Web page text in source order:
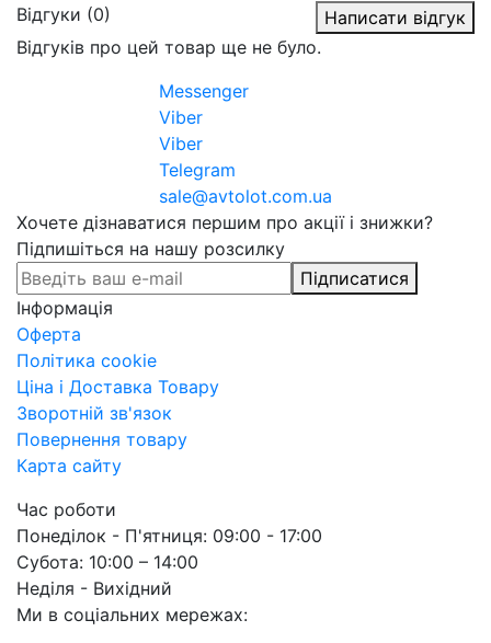
Відгуки (0)
Написати відгук
Відгуків про цей товар ще не було.
Messenger
Viber
Viber
Telegram
sale@avtolot.com.ua
Хочете дізнаватися першим про акції і знижки?
Підпишіться на нашу розсилку
Підписатися
Інформація
Оферта
Політика cookie
Ціна і Доставка Товару
Зворотній зв'язок
Повернення товару
Карта сайту
Час роботи
Понеділок - П'ятниця: 09:00 - 17:00
Субота: 10:00 – 14:00
Неділя - Вихідний
Ми в соціальних мережах: